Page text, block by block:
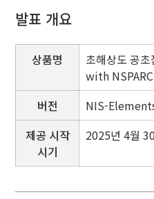
발표 개요
상품명
초해상도 공초
with
버전
NIS-
제공 시작
시기
2025년 4월